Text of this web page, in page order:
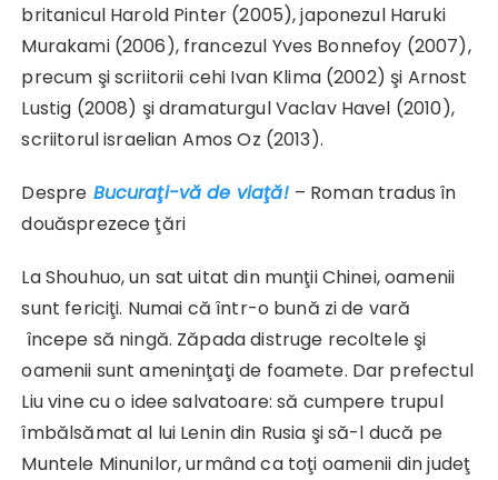
britanicul Harold Pinter (2005), japonezul Haruki
Murakami (2006), francezul Yves Bonnefoy (2007),
precum şi scriitorii cehi Ivan Klima (2002) şi Arnost
Lustig (2008) şi dramaturgul Vaclav Havel (2010),
scriitorul israelian Amos Oz (2013).
Despre Bucuraţi-vă de viaţă! – Roman tradus în
douăsprezece ţări
La Shouhuo, un sat uitat din munţii Chinei, oamenii
sunt fericiţi. Numai că într-o bună zi de vară
începe să ningă. Zăpada distruge recoltele şi
oamenii sunt ameninţaţi de foamete. Dar prefectul
Liu vine cu o idee salvatoare: să cumpere trupul
îmbălsămat al lui Lenin din Rusia şi să-l ducă pe
Muntele Minunilor, urmând ca toţi oamenii din judeţ